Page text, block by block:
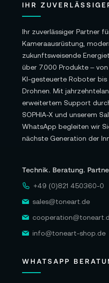
12 Monate
Alle Angaben ohne
Sie auch die
Informationen des
IHR
Ihr zuverlässiger Partner
Kameraausrüstung,
zukunftsweisende
über 7.000 Produkte –
KI-gesteuerte Roboter
Drohnen. Mit
erweitertem Support
SOPHIA-X und unserem
WhatsApp begleiten wir
nächste Generation der
Technik. Beratung.
+49 (0)821 450360-0
sales@toneart.de
info@toneart-shop.de
WHATSAPP